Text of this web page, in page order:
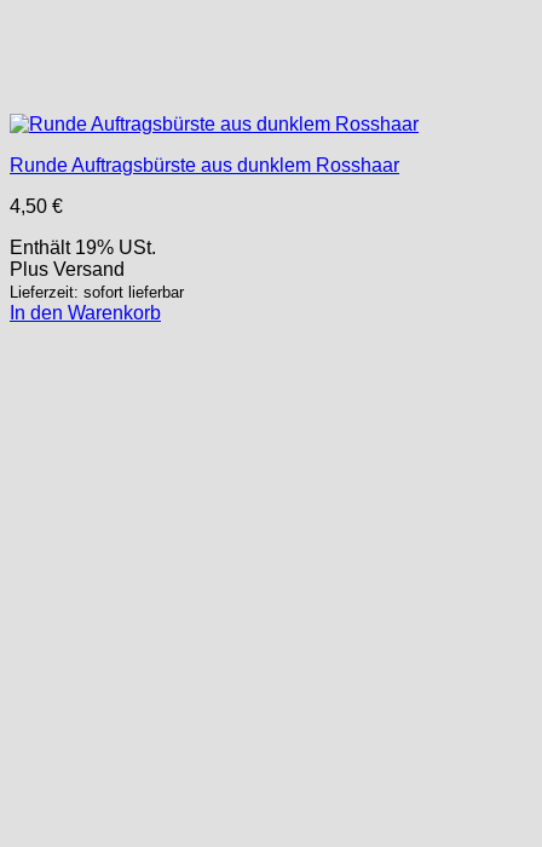
Runde Auftragsbürste aus dunklem Rosshaar
4,50 €
Enthält 19% USt.
Plus Versand
Lieferzeit: sofort lieferbar
In den Warenkorb